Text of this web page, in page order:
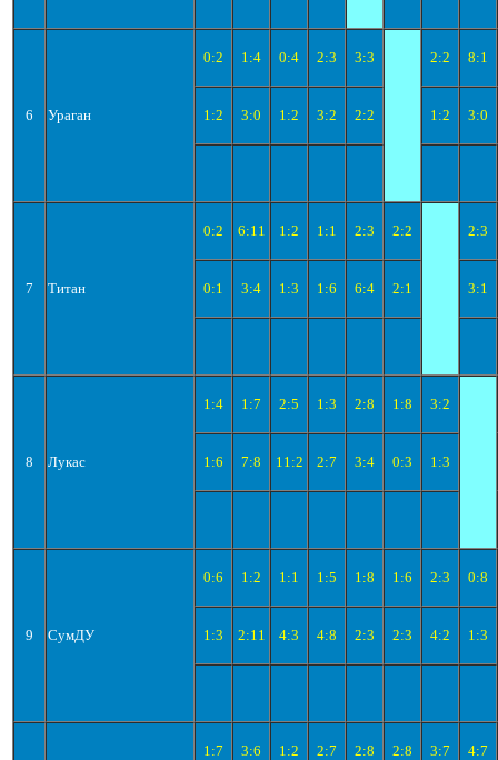
6 Ураган
0:2 1:4 0:4 2:3 3:3 2:2 8:1
1:2 3:0 1:2 3:2 2:2 1:2 3:0
7 Титан
0:2 6:11 1:2 1:1 2:3 2:2 2:3
0:1 3:4 1:3 1:6 6:4 2:1 3:1
8 Лукас
1:4 1:7 2:5 1:3 2:8 1:8 3:2
1:6 7:8 11:2 2:7 3:4 0:3 1:3
9 СумДУ
0:6 1:2 1:1 1:5 1:8 1:6 2:3 0:8
1:3 2:11 4:3 4:8 2:3 2:3 4:2 1:3
1:7 3:6 1:2 2:7 2:8 2:8 3:7 4:7